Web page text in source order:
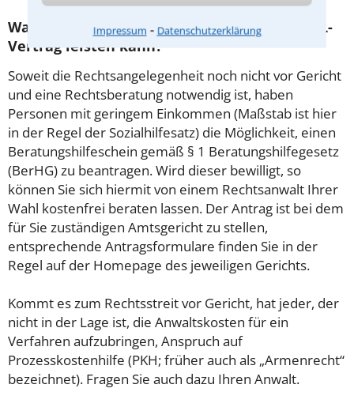
Impressum ⁃ Datenschutzerklärung
Was tun wenn ich mir keinen Anwalt für DSL-
Vertrag leisten kann?
Soweit die Rechtsangelegenheit noch nicht vor Gericht
und eine Rechtsberatung notwendig ist, haben
Personen mit geringem Einkommen (Maßstab ist hier
in der Regel der Sozialhilfesatz) die Möglichkeit, einen
Beratungshilfeschein gemäß § 1 Beratungshilfegesetz
(BerHG) zu beantragen. Wird dieser bewilligt, so
können Sie sich hiermit von einem Rechtsanwalt Ihrer
Wahl kostenfrei beraten lassen. Der Antrag ist bei dem
für Sie zuständigen Amtsgericht zu stellen,
entsprechende Antragsformulare finden Sie in der
Regel auf der Homepage des jeweiligen Gerichts.
Kommt es zum Rechtsstreit vor Gericht, hat jeder, der
nicht in der Lage ist, die Anwaltskosten für ein
Verfahren aufzubringen, Anspruch auf
Prozesskostenhilfe (PKH; früher auch als „Armenrecht“
bezeichnet). Fragen Sie auch dazu Ihren Anwalt.